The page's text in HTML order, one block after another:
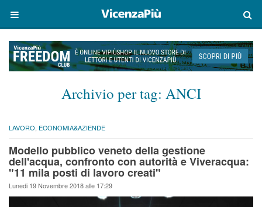
Archivio per tag: ANCI
LAVORO, ECONOMIA&AZIENDE
Modello pubblico veneto della gestione
dell'acqua, confronto con autorità e Viveracqua:
"11 mila posti di lavoro creati"
Lunedi 19 Novembre 2018 alle 17:29